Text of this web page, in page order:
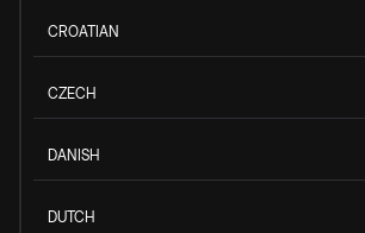
CROATIAN
CZECH
DANISH
DUTCH